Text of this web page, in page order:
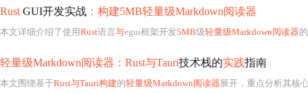
Rust GUI开发实战 ：构建5MB轻量级Markdown阅读器
本文详细介绍了使用Rust语言与egui框架开发5MB级轻量级Markdown阅读器的
轻量级Markdown阅读器：Rust与Tauri技术栈的实践指南
本文围绕基于Rust与Tauri构建的轻量级Markdown阅读器展开，重点分析其核心定